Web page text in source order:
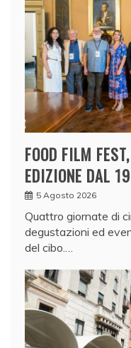
FOOD FILM
EDIZIONE DAL
5 Agosto 2026
Quattro giornate di
degustazioni ed
del cibo.…